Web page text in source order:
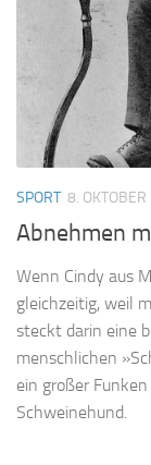
SPORT 8.
Abnehmen
Wenn Cindy aus
gleichzeitig, weil
steckt darin eine
menschlichen
ein großer
Schweinehund.